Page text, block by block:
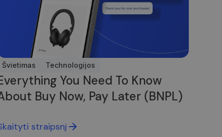
Švietimas Technologijos
You Need To Know
Buy Now, Pay Later (BNPL)
straipsnį
ir paskyros